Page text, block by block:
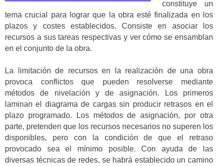
constituye un
tema crucial para lograr que la obra esté finalizada en los
plazos y costes establecidos. Consiste en asociar los
recursos a sus tareas respectivas y ver cómo se ensamblan
en el conjunto de la obra.
La limitación de recursos en la realización de una obra
provoca conflictos que pueden resolverse mediante
métodos de nivelación y de asignación. Los primeros
laminan el diagrama de cargas sin producir retrasos en el
plazo programado. Los métodos de asignación, por otra
parte, pretenden que los recursos necesarios no superen los
disponibles, pero con la condición de que el retraso
provocado sea el mínimo posible. Con ayuda de las
diversas técnicas de redes, se habrá establecido un camino